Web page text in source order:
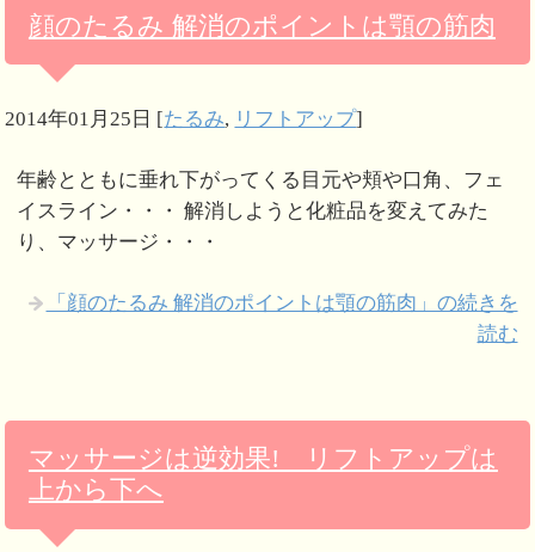
顔のたるみ 解消のポイントは顎の筋肉
2014年01月25日 [たるみ, リフトアップ]
年齢とともに垂れ下がってくる目元や頬や口角、フェ
イスライン・・・ 解消しようと化粧品を変えてみた
り、マッサージ・・・
「顔のたるみ 解消のポイントは顎の筋肉」の続きを
読む
マッサージは逆効果! リフトアップは
上から下へ